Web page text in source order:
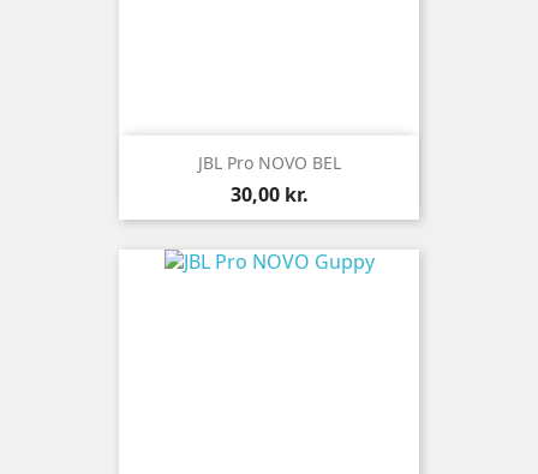
JBL Pro NOVO BEL
Pris
30,00 kr.